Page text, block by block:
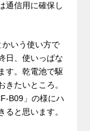
通信用に確保し
いう使い方で
日、使いっぱな
す。乾電池で駆
たいところ。
B09」の様にハ
ると思います。